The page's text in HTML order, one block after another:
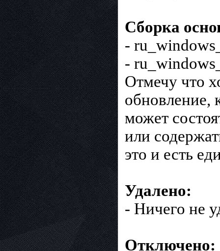
Сборка
-
-
Отмечу что
обновление,
может
или
это и есть
Удалено:
- Ничего не
Отключено: